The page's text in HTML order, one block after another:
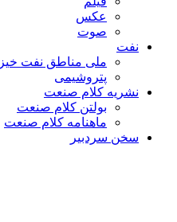
عکس
صوت
نفت
ملی مناطق نفت خیز
پتروشیمی
نشریه کلام صنعت
بولتن کلام صنعت
ماهنامه کلام صنعت
سخن سردبیر